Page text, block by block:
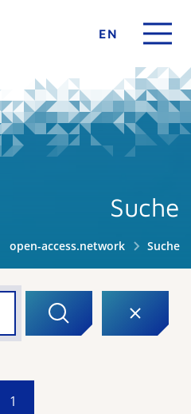
EN
Suche
open-access.network Suche
1